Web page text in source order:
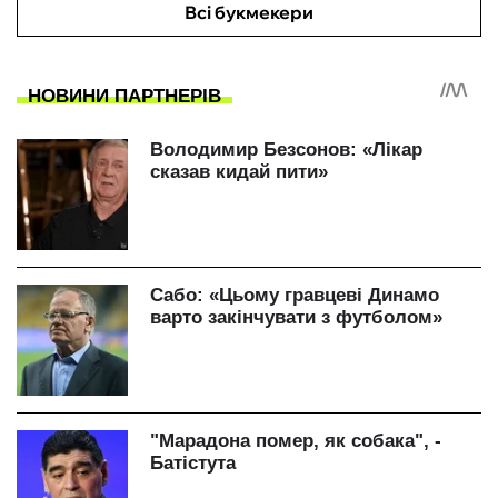
Всі букмекери